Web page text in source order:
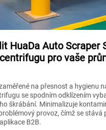
HuaDa Auto Scraper
pro vaše
na přesnost a hygienu
se spodním odklízením
škrábání. Minimalizuje
provoz, čímž se stává
B2B.